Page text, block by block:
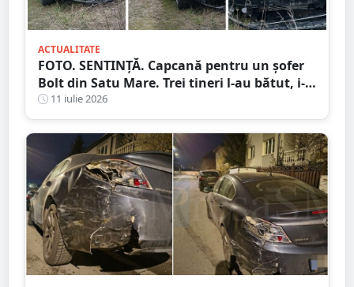
ACTUALITATE
FOTO. SENTINȚĂ. Capcană pentru un șofer
Bolt din Satu Mare. Trei tineri l-au bătut, i-
au furat mașina și banii după ce l-au
chemat prin aplicație
11 iulie 2026